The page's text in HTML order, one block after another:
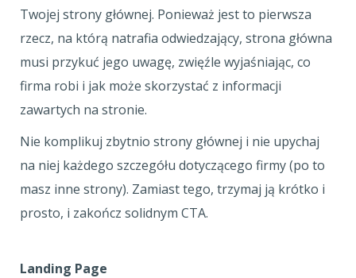
Twojej strony głównej. Ponieważ jest to pierwsza
rzecz, na którą natrafia odwiedzający, strona główna
musi przykuć jego uwagę, zwięźle wyjaśniając, co
firma robi i jak może skorzystać z informacji
zawartych na stronie.
Nie komplikuj zbytnio strony głównej i nie upychaj
na niej każdego szczegółu dotyczącego firmy (po to
masz inne strony). Zamiast tego, trzymaj ją krótko i
prosto, i zakończ solidnym CTA.
Landing Page